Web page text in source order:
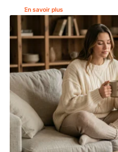
En savoir plus